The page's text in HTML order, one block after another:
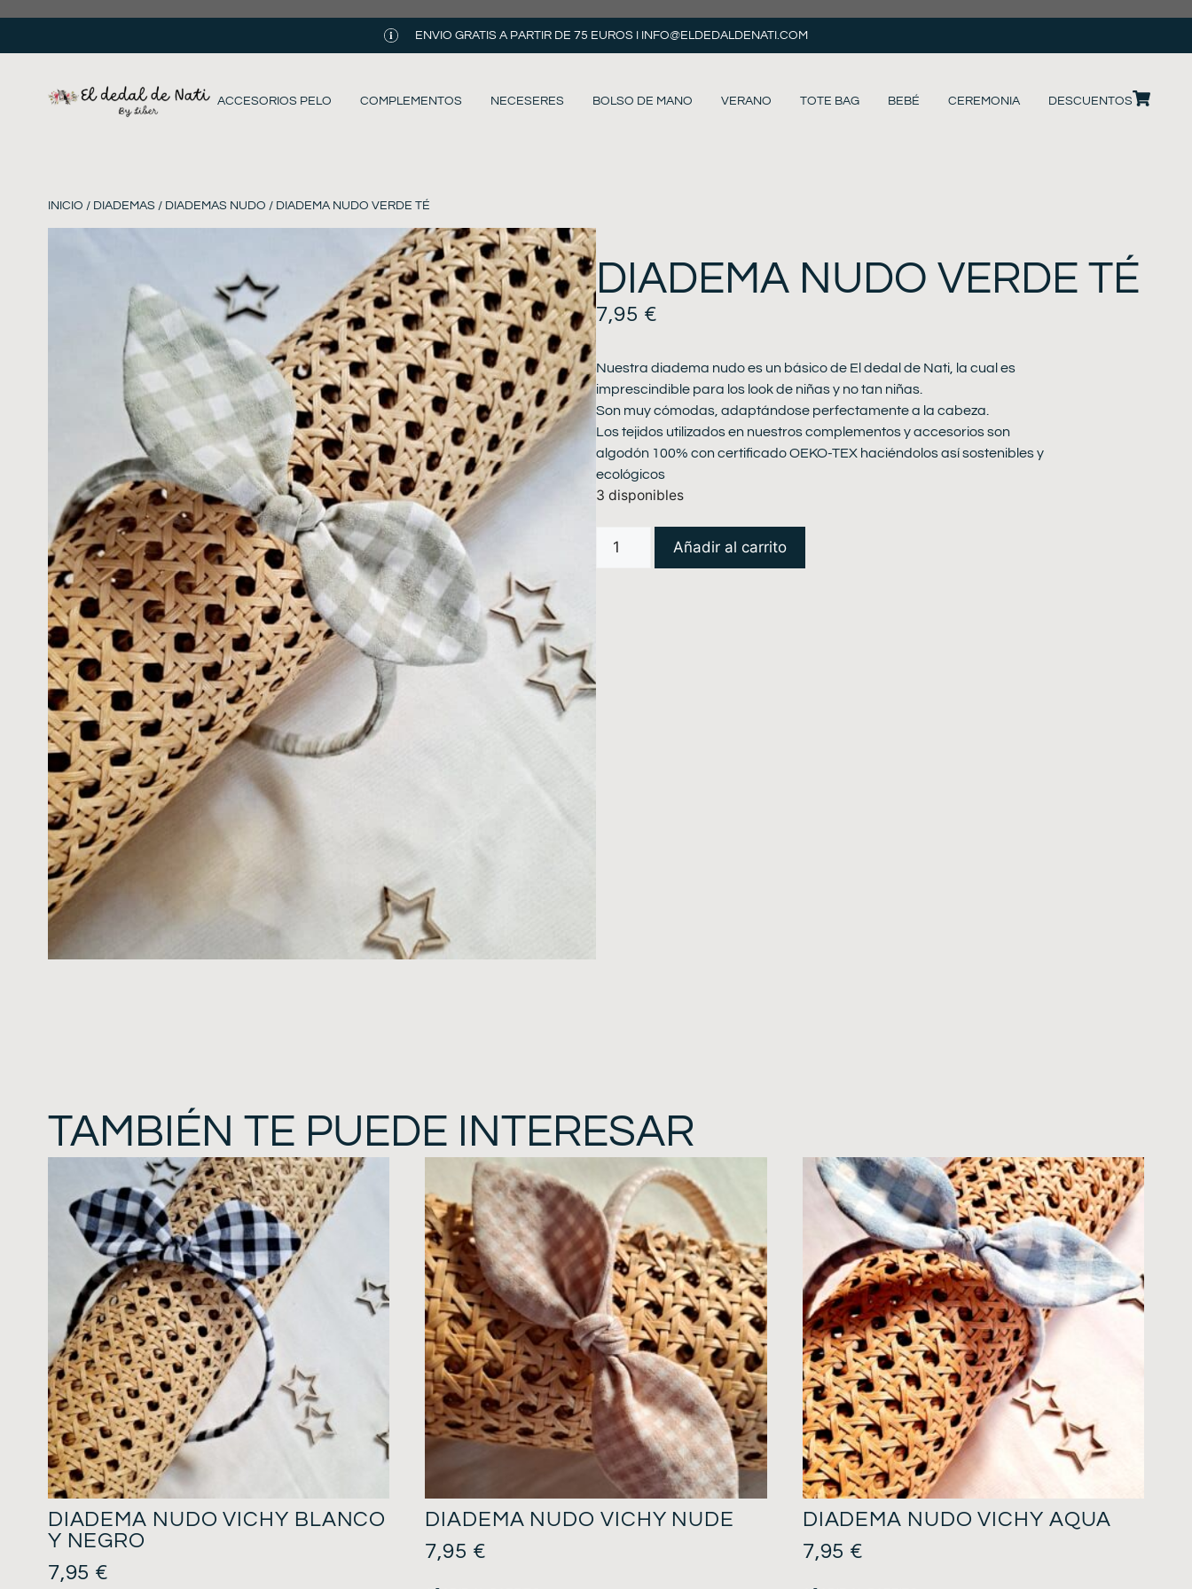
ENVIO GRATIS A PARTIR DE 75 EUROS I INFO@ELDEDALDENATI.COM
ACCESORIOS PELO COMPLEMENTOS NECESERES BOLSO DE MANO VERANO TOTE BAG BEBÉ CEREMONIA DESCUENTOS
INICIO / DIADEMAS / DIADEMAS NUDO / DIADEMA NUDO VERDE TÉ
DIADEMA NUDO VERDE TÉ
7,95 €
Nuestra diadema nudo es un básico de El dedal de Nati, la cual es
imprescindible para los look de niñas y no tan niñas.
Son muy cómodas, adaptándose perfectamente a la cabeza.
Los tejidos utilizados en nuestros complementos y accesorios son
algodón 100% con certificado OEKO-TEX haciéndolos así sostenibles y
ecológicos
3 disponibles
Añadir al carrito
TAMBIÉN TE PUEDE INTERESAR
DIADEMA NUDO VICHY BLANCO
Y NEGRO
7,95 €
DIADEMA NUDO VICHY NUDE
7,95 €
DIADEMA NUDO VICHY AQUA
7,95 €